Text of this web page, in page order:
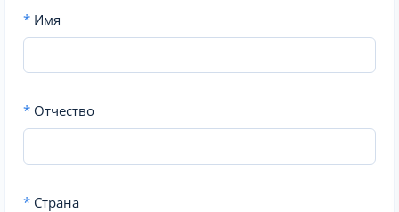
* Имя
* Отчество
* Страна